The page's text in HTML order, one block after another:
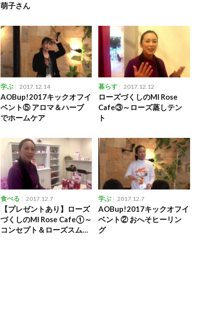
萌子さん
学ぶ 2017.12.14
AOBup!2017キックオフイ
ベント⑤ アロマ＆ハーブ
でホームケア
暮らす 2017.12.12
ローズづくしのMI Rose
Cafe③～ローズ蒸しテン
ト
食べる 2017.12.7
【プレゼントあり】ローズ
づくしのMI Rose Cafe①～
コンセプト＆ローズスムー
学ぶ 2017.12.7
AOBup!2017キックオフイ
ベント② おへそヒーリン
グ